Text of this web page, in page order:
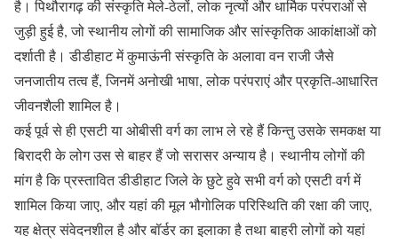
है। पिथौरागढ़ की संस्कृति मेले-ठेलों, लोक नृत्यों और धार्मिक परंपराओं से
जुड़ी हुई है, जो स्थानीय लोगों की सामाजिक और सांस्कृतिक आकांक्षाओं को
दर्शाती है। डीडीहाट में कुमाऊंनी संस्कृति के अलावा वन राजी जैसे
जनजातीय तत्व हैं, जिनमें अनोखी भाषा, लोक परंपराएं और प्रकृति-आधारित
जीवनशैली शामिल है।
कई पूर्व से ही एसटी या ओबीसी वर्ग का लाभ ले रहे हैं किन्तु उसके समकक्ष या
बिरादरी के लोग उस से बाहर हैं जो सरासर अन्याय है। स्थानीय लोगों की
मांग है कि प्रस्तावित डीडीहाट जिले के छुटे हुवे सभी वर्ग को एसटी वर्ग में
शामिल किया जाए, और यहां की मूल भौगोलिक परिस्थिति की रक्षा की जाए,
यह क्षेत्र संवेदनशील है और बॉर्डर का इलाका है तथा बाहरी लोगों को यहां